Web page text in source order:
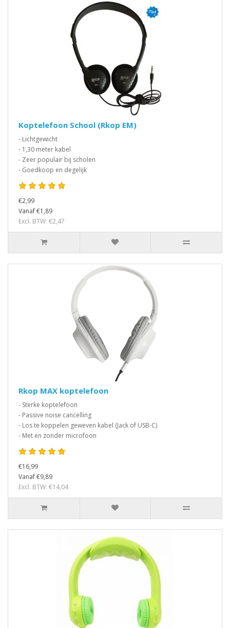
Koptelefoon School (Rkop EM)
- Lichtgewicht
- 1,30 meter kabel
- Zeer populair bij scholen
- Goedkoop en degelijk
€2,99
Vanaf €1,89
Excl. BTW: €2,47
Rkop MAX koptelefoon
- Sterke koptelefoon
- Passive noise cancelling
- Los te koppelen geweven kabel (Jack of USB-C)
- Met en zonder microfoon
€16,99
Vanaf €9,89
Excl. BTW: €14,04